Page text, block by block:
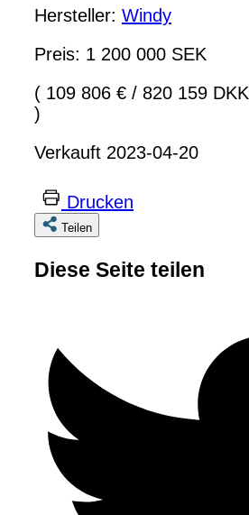
Hersteller: Windy
Preis: 1 200 000 SEK
( 109 806 € / 820 159 DKK
)
Verkauft 2023-04-20
Drucken
Teilen
Diese Seite teilen